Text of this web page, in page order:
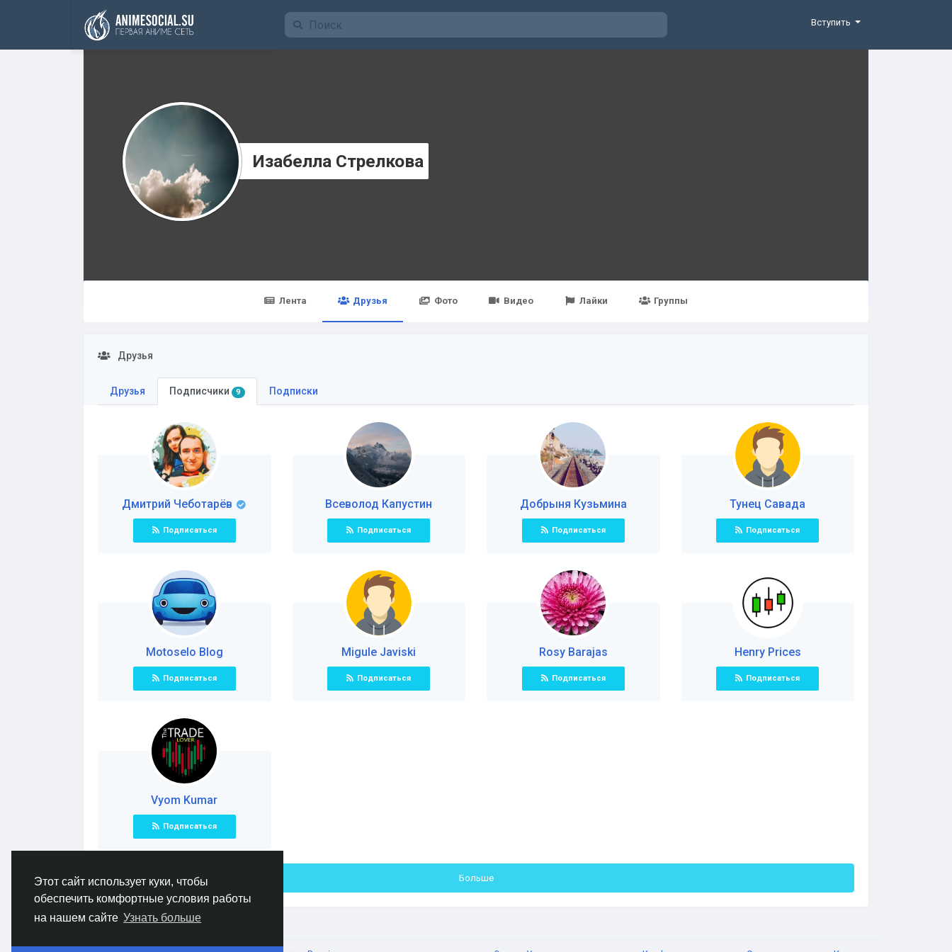
Этот сайт использует куки, чтобы
обеспечить комфортные условия работы
на нашем сайте Узнать больше
Funding
Вступить
Изабелла Стрелковa
Лента Друзья Фото Видео Лайки Группы
Друзья
Друзья Подписчики 9 Подписки
Дмитрий Чеботарёв
Подписаться
Всеволод Капустин
Подписаться
Добрыня Кузьминa
Подписаться
Тунец Савада
Подписаться
Motoselo Blog
Подписаться
Migule Javiski
Подписаться
Rosy Barajas
Подписаться
Henry Prices
Подписаться
Vyom Kumar
Подписаться
Больше